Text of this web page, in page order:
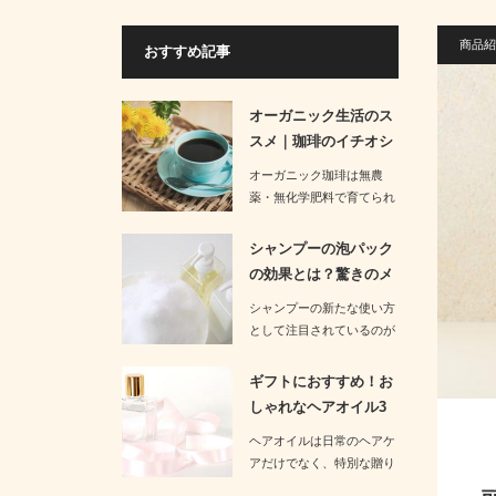
商品
おすすめ記事
オーガニック生活のス
スメ｜珈琲のイチオシ
商品3選の…
オーガニック珈琲は無農
薬・無化学肥料で育てられ
面だけでな…
シャンプーの泡パック
の効果とは？驚きのメ
リットを紹…
シャンプーの新たな使い方
として注目されているのが
たシ…
ギフトにおすすめ！お
しゃれなヘアオイル3
つを厳選紹…
ヘアオイルは日常のヘアケ
アだけでなく、特別な贈り